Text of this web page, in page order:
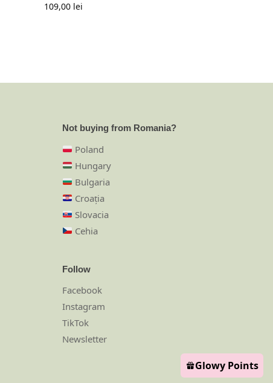
109,00 lei
Not buying from Romania?
Poland
Hungary
Bulgaria
Croația
Slovacia
Cehia
Follow
Facebook
Instagram
TikTok
Newsletter
Glowy Points